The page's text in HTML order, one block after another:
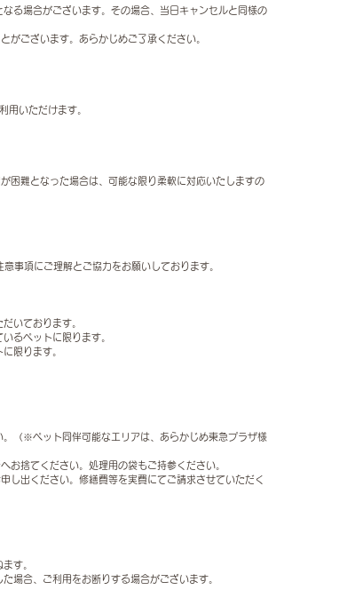
る場合がございます。その場合、当日キャンセルと同様の
がございます。あらかじめご了承ください。
用いただけます。
困難となった場合は、可能な限り柔軟に対応いたしますの
事項にご理解とご協力をお願いしております。
いております。
るペットに限ります。
限ります。
（※ペット同伴可能なエリアは、あらかじめ東急プラザ様
捨てください。処理用の袋もご持参ください。
し出ください。修繕費等を実費にてご請求させていただく
す。
場合、ご利用をお断りする場合がございます。